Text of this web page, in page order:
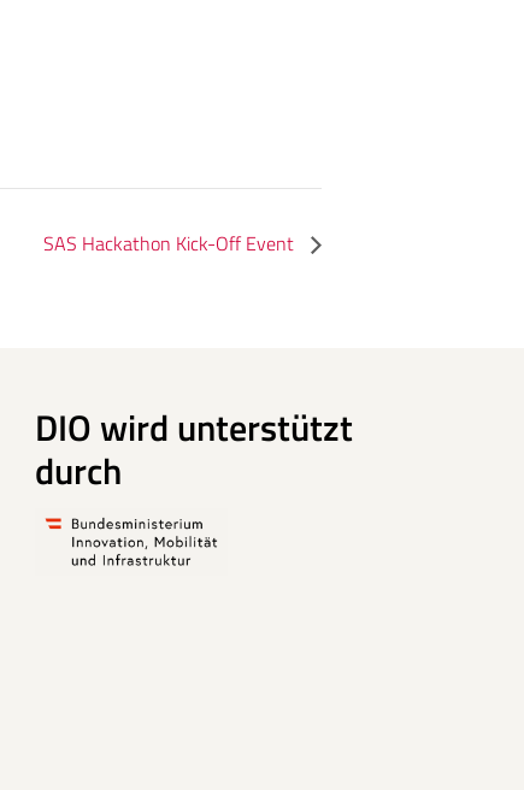
SAS Hackathon Kick-Off Event
DIO wird unterstützt
durch